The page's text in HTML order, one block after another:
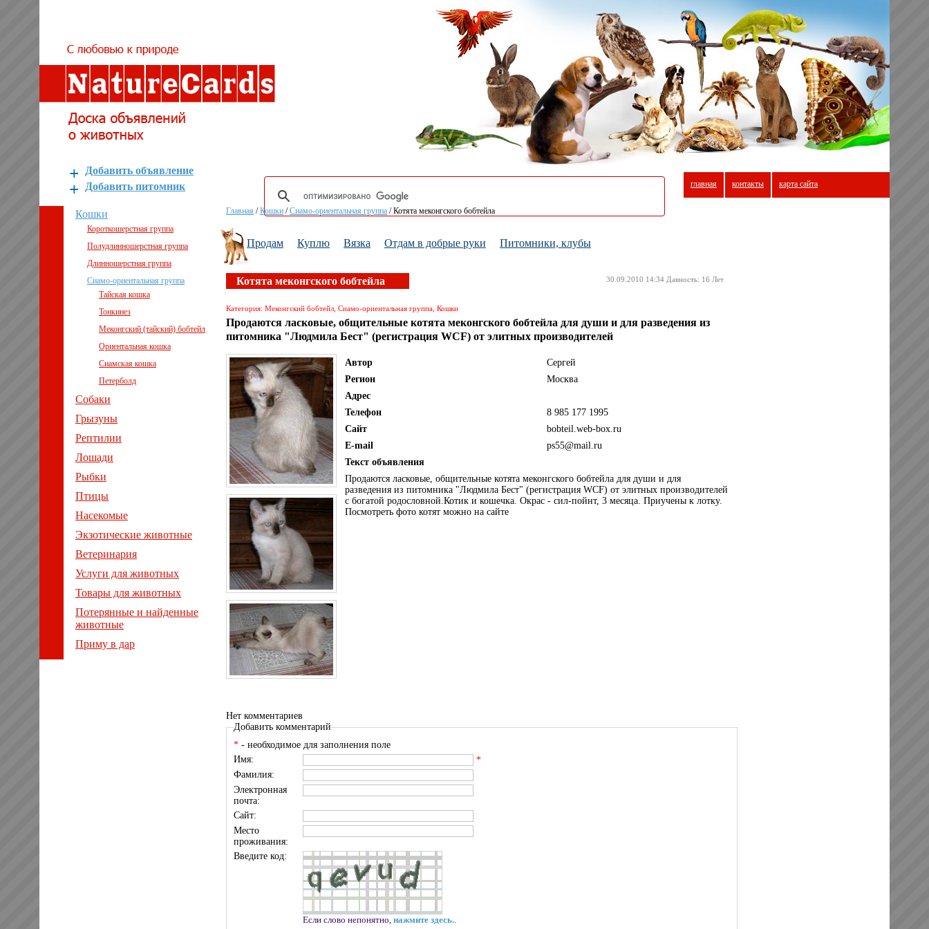
Добавить объявление
Добавить питомник
главная контакты карта сайта
Кошки
Короткошерстная группа
Полудлинношерстная группа
Длинношерстная группа
Сиамо-ориентальная группа
Тайская кошка
Тонкинез
Меконгский (тайский) бобтейл
Ориентальная кошка
Сиамская кошка
Петерболд
Собаки
Грызуны
Рептилии
Лошади
Рыбки
Птицы
Насекомые
Экзотические животные
Ветеринария
Услуги для животных
Товары для животных
Потерянные и найденные
животные
Приму в дар
Главная /Кошки /Сиамо-ориентальная группа /Котята меконгского бобтейла
Продам Куплю Вязка Отдам в добрые руки Питомники, клубы
30.09.2010 14:34 Давность: 16 Лет
Котята меконгского бобтейла
Категория: Меконгский бобтейл, Сиамо-ориентальная группа, Кошки
Продаются ласковые, общительные котята меконгского бобтейла для души и для разведения из
питомника "Людмила Бест" (регистрация WCF) от элитных производителей
Автор
Сергей
Регион
Москва
Адрес
Телефон
8 985 177 1995
Сайт
bobteil.web-box.ru
E-mail
ps55@mail.ru
Текст объявления
Продаются ласковые, общительные котята меконгского бобтейла для души и для
разведения из питомника "Людмила Бест" (регистрация WCF) от элитных производителей
с богатой родословной.Котик и кошечка. Окрас - сил-пойнт, 3 месяца. Приучены к лотку.
Посмотреть фото котят можно на сайте
Нет комментариев
Добавить комментарий
* - необходимое для заполнения поле
Имя:
*
Фамилия:
Электронная
почта:
Сайт:
Место
проживания:
Введите код:
Если слово непонятно, нажмите здесь..